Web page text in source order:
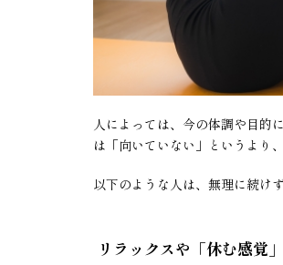
人によっては、今の体調や目的
は「向いていない」というより
以下のような人は、無理に続け
リラックスや「休む感覚